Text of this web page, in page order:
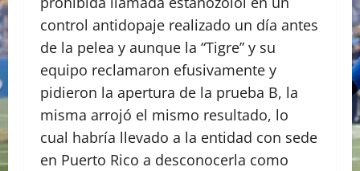
control antidopaje realizado un día antes
de la pelea y aunque la “Tigre” y su
equipo reclamaron efusivamente y
pidieron la apertura de la prueba B, la
misma arrojó el mismo resultado, lo
cual habría llevado a la entidad con sede
en Puerto Rico a desconocerla como